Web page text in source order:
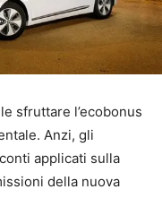
sfruttare l’ecobonus
Anzi, gli
applicati sulla
della nuova